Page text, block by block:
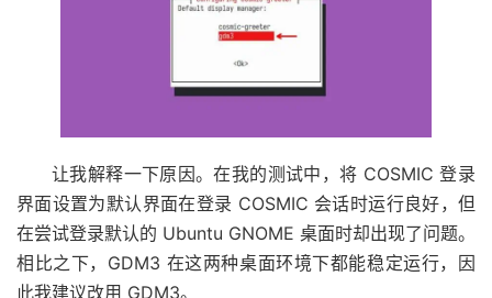
让我解释一下原因。在我的测试中，将 COSMIC 登录
界面设置为默认界面在登录 COSMIC 会话时运行良好，但
在尝试登录默认的 Ubuntu GNOME 桌面时却出现了问题。
相比之下，GDM3 在这两种桌面环境下都能稳定运行，因
此我建议改用 GDM3。